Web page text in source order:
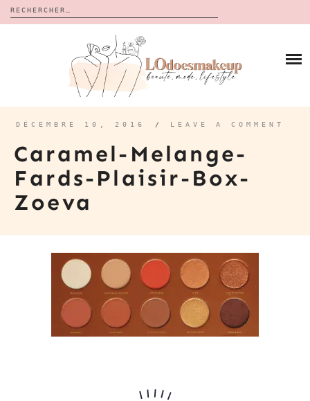
Rechercher :
CALENDRIERS DE L’AVENT
BON PLAN
À PROPOS
CONTACT
DÉCEMBRE 10, 2016 / LEAVE A COMMENT
Caramel-Melange-
Fards-Plaisir-Box-
Zoeva